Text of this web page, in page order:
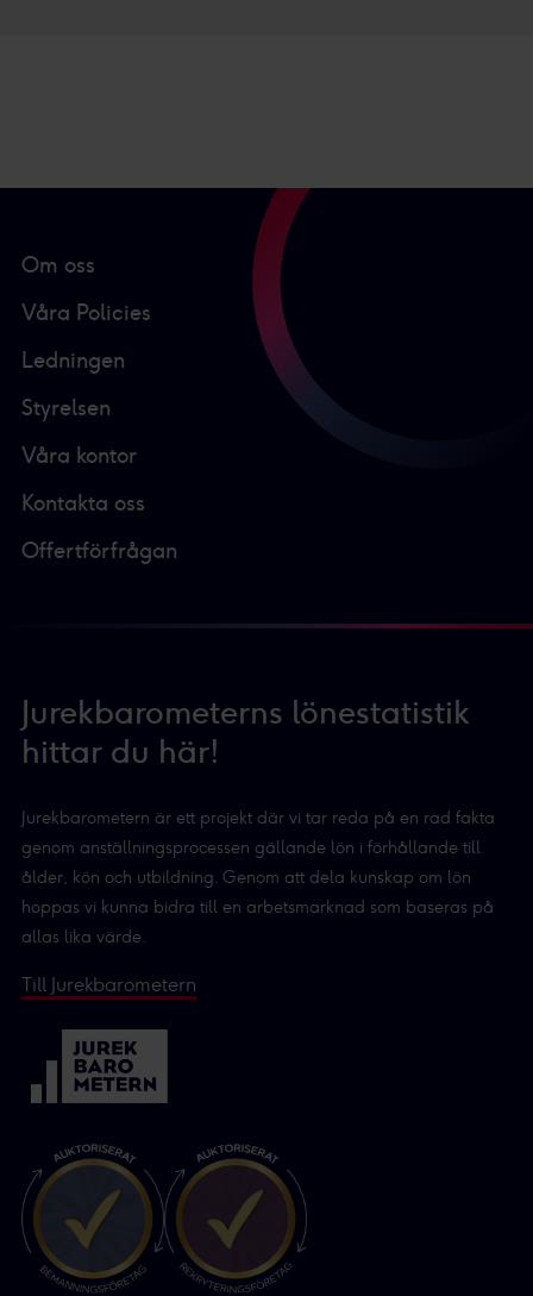
Om oss
Våra Policies
Ledningen
Styrelsen
Våra kontor
Kontakta oss
Offertförfrågan
Jurekbarometerns lönestatistik
hittar du här!
Jurekbarometern är ett projekt där vi tar reda på en rad fakta
genom anställningsprocessen gällande lön i förhållande till
ålder, kön och utbildning. Genom att dela kunskap om lön
hoppas vi kunna bidra till en arbetsmarknad som baseras på
allas lika värde.
Till Jurekbarometern